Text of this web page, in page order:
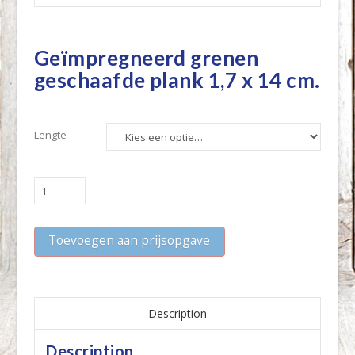
Geïmpregneerd grenen
geschaafde plank 1,7 x 14 cm.
Lengte
Geïmpregneerd
grenen
plank
1,7
14
quantity
Toevoegen aan prijsopgave
Description
Description